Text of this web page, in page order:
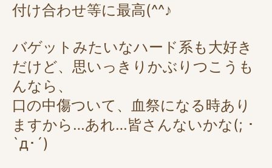
付け合わせ等に最高(^^♪
バゲットみたいなハード系も大好き
だけど、思いっきりかぶりつこうも
んなら、
口の中傷ついて、血祭になる時あり
ますから…あれ…皆さんないかな(; ･
`д･´)